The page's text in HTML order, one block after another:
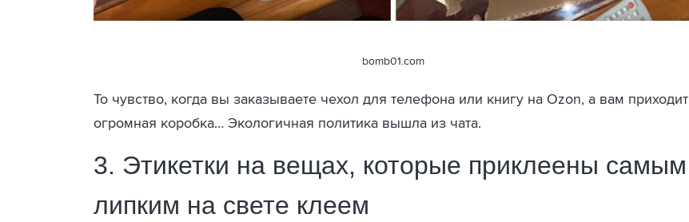
bomb01.com
То чувство, когда вы заказываете чехол для телефона или книгу на Ozon, а вам приходит
огромная коробка… Экологичная политика вышла из чата.
3. Этикетки на вещах, которые приклеены самым
липким на свете клеем